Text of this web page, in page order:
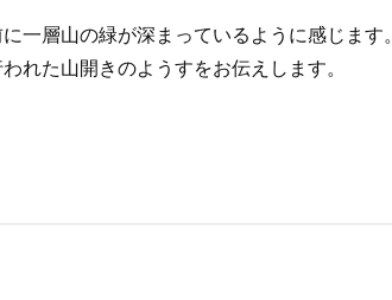
一層山の緑が深まっているように感じます。
れた山開きのようすをお伝えします。